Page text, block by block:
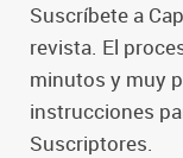
Suscríbete a
revista. El
minutos y muy
instrucciones
Suscriptores.